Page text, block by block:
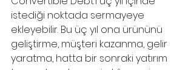
istediği noktada sermayeye
ekleyebilir. Bu üç yıl ona ürününü
geliştirme, müşteri kazanma, gelir
yaratma, hatta bir sonraki yatırım